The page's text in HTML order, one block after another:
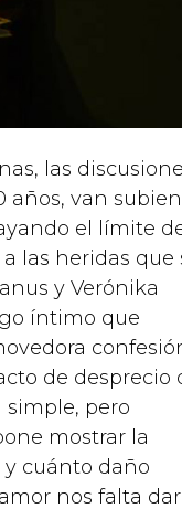
las
años, van
el límite
las heridas que
y Verónika
íntimo que
de desprecio
simple, pero
mostrar la
y cuánto daño
nos falta dar.